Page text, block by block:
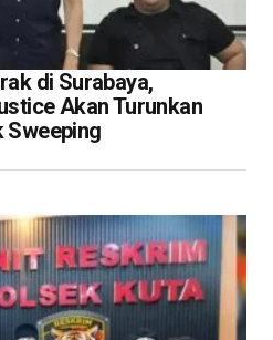
di Surabaya,
Akan Turunkan
Sweeping